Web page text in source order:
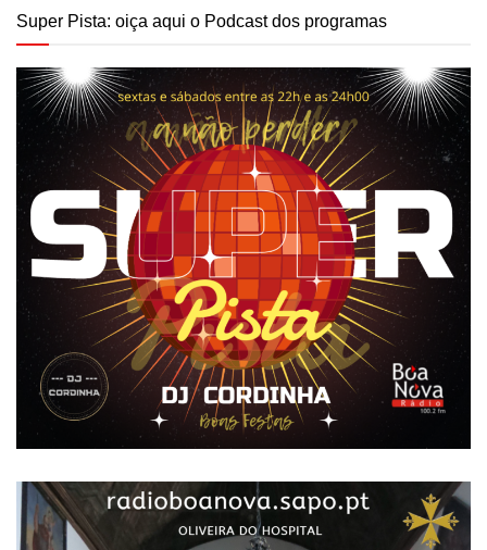
Super Pista: oiça aqui o Podcast dos programas